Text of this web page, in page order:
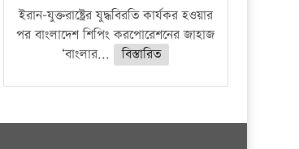
ইরান-যুক্তরাষ্ট্রের যুদ্ধবিরতি কার্যকর হওয়ার
পর বাংলাদেশ শিপিং করপোরেশনের জাহাজ
‘বাংলার...
বিস্তারিত